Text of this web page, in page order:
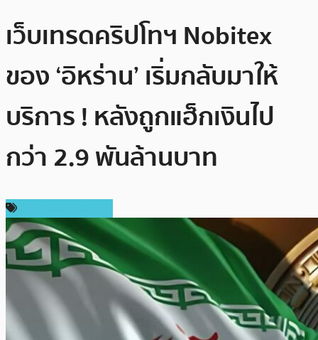
เว็บเทรดคริปโทฯ Nobitex
ของ ‘อิหร่าน’ เริ่มกลับมาให้
บริการ ! หลังถูกแฮ็กเงินไป
กว่า 2.9 พันล้านบาท